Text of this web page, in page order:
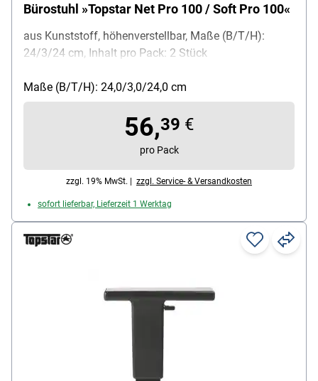
Bürostuhl »Topstar Net Pro 100 / Soft Pro 100«
aus Kunststoff, höhenverstellbar, Maße (B/T/H):
24/3/24 cm, Inhalt pro Pack: 2 Stück
Maße (B/T/H): 24,0/3,0/24,0 cm
56,39 €
pro Pack
zzgl. 19% MwSt. | zzgl. Service- & Versandkosten
sofort lieferbar, Lieferzeit 1 Werktag